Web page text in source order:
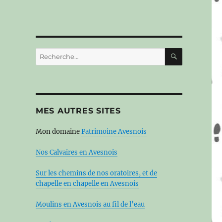
Recherche
pour :
MES AUTRES SITES
Mon domainePatrimoine Avesnois
Nos Calvaires en Avesnois
Sur les chemins de nos oratoires, et de
chapelle en chapelle en Avesnois
Moulins en Avesnois au fil de l’eau